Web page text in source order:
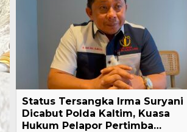
Status Tersangka Irma Suryani
Dicabut Polda Kaltim, Kuasa
Hukum Pelapor Pertimba…